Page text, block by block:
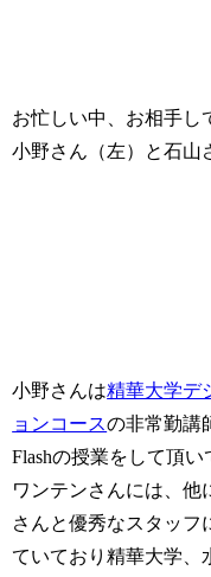
お忙しい中、お相手し
小野さん（左）と石山
小野さんは精華大学デ
ョンコースの非常勤講
Flashの授業をして頂い
ワンテンさんには、他
さんと優秀なスタッフ
ていており精華大学、